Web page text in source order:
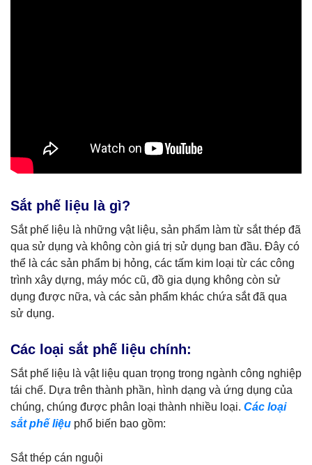
Sắt phế liệu là gì?
Sắt phế liệu là những vật liệu, sản phẩm làm từ sắt thép đã
qua sử dụng và không còn giá trị sử dụng ban đầu. Đây có
thể là các sản phẩm bị hỏng, các tấm kim loại từ các công
trình xây dựng, máy móc cũ, đồ gia dụng không còn sử
dụng được nữa, và các sản phẩm khác chứa sắt đã qua
sử dụng.
Các loại sắt phế liệu chính:
Sắt phế liệu là vật liệu quan trọng trong ngành công nghiệp
tái chế. Dựa trên thành phần, hình dạng và ứng dụng của
chúng, chúng được phân loại thành nhiều loại. Các loại
sắt phế liệu phổ biến bao gồm:
Sắt thép cán nguội